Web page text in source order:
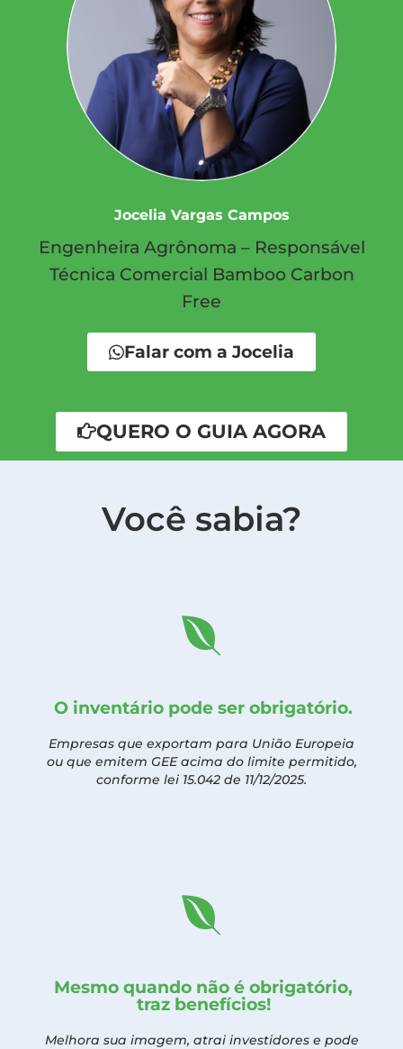
Jocelia Vargas Campos
Engenheira Agrônoma – Responsável
Técnica Comercial Bamboo Carbon
Free
Falar com a Jocelia
QUERO O GUIA AGORA
Você sabia?
O inventário pode ser obrigatório.
Empresas que exportam para União Europeia
ou que emitem GEE acima do limite permitido,
conforme lei 15.042 de 11/12/2025.
Mesmo quando não é obrigatório,
traz benefícios!
Melhora sua imagem, atrai investidores e pode